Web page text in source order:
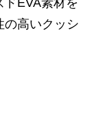
EVA素材を
の高いクッシ